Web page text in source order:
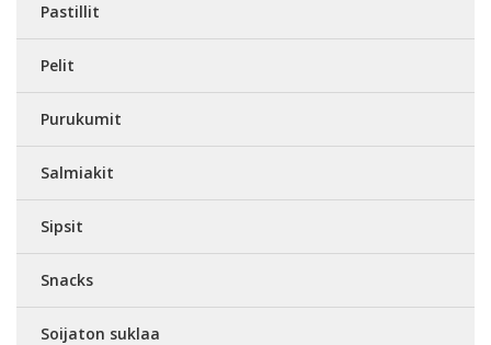
Pastillit
Pelit
Purukumit
Salmiakit
Sipsit
Snacks
Soijaton suklaa